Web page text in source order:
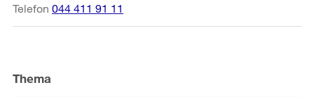
Telefon 044 411 91 11
Thema